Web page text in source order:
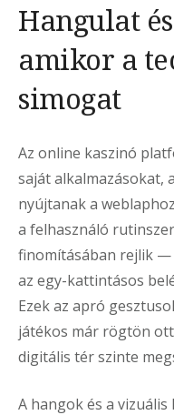
Hangulat
amikor a
simogat
Az online kaszinó
saját alkalmazásokat,
nyújtanak a
a felhasználó
finomításában rejlik —
az egy-kattintásos
Ezek az apró
játékos már rögtön
digitális tér szinte
A hangok és a